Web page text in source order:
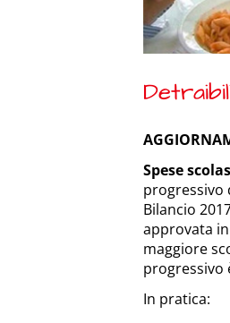
Spese
progressivo
Bilancio
approvata
maggiore
progressivo
In pratica: